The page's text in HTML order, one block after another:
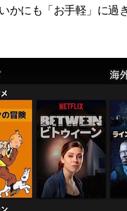
かにも「お手軽」に過